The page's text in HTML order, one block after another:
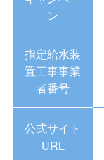
ン
指定給水装
置工事事業
者番号
公式サイト
URL